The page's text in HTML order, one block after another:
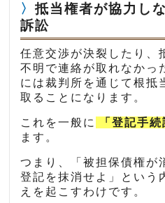
抵当権者が協力し
訴訟
任意交渉が決裂したり、
不明で連絡が取れなかっ
には裁判所を通じて根抵
取ることになります。
これを一般に 「登記手
ます。
つまり、「被担保債権が
登記を抹消せよ」という
えを起こすわけです。